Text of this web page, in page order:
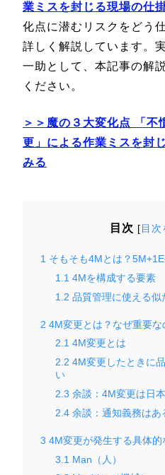
業ミスを封じる現場の仕
化点に潜むリスクをどう
詳しく解説しています。
一助として、本記事の解
ください。
＞＞魔の３大変化点 「不
更」による作業ミスを封
みる
目次 [目次
1 そもそも4Mとは？
1.1 4Mを構成する要素
1.2 品質管理に使える似
2 4M変更とは？なぜ重要な
2.1 4M変更とは
2.2 4M変更したときに
い
2.3 余談：4M変更は日
2.4 余談：通知義務はあ
3 4M変更が発生する具体
3.1 Man（人）